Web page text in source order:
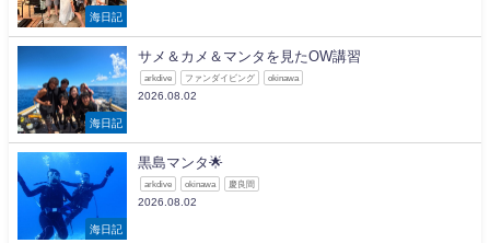
海日記
海日記
サメ＆カメ＆マンタを見たOW講習
arkdive ファンダイビング okinawa
2026.08.02
海日記
黒島マンタ🌟
arkdive okinawa 慶良間
2026.08.02